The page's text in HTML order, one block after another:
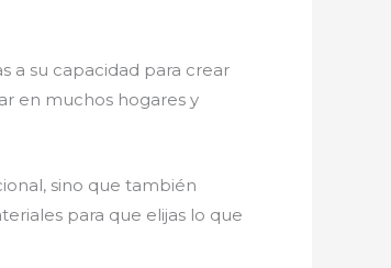
a su capacidad para crear
en muchos hogares y
sino que también
para que elijas lo que